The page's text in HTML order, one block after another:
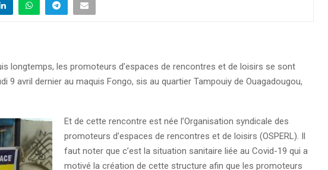
longtemps, les promoteurs d’espaces de rencontres et de loisirs se sont
9 avril dernier au maquis Fongo, sis au quartier Tampouiy de Ouagadougou,
Et de cette rencontre est née l’Organisation syndicale des
promoteurs d’espaces de rencontres et de loisirs (OSPERL). Il
faut noter que c’est la situation sanitaire liée au Covid-19 qui a
motivé la création de cette structure afin que les promoteurs